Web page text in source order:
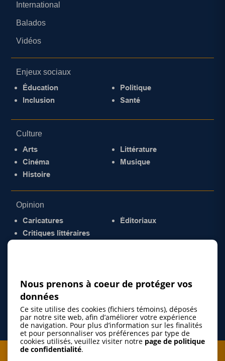
International
Balados
Vidéos
Enjeux sociaux
Éducation
Inclusion
Politique
Santé
Culture
Arts
Cinéma
Histoire
Littérature
Musique
Opinion
Caricatures
Critiques littéraires
Éditoriaux
Je m'abonne à l'infolettre
Nous prenons à coeur de protéger vos
données
Ce site utilise des cookies (fichiers témoins), déposés
par notre site web, afin d’améliorer votre expérience
de navigation. Pour plus d’information sur les finalités
et pour personnaliser vos préférences par type de
cookies utilisés, veuillez visiter notre page de politique
de confidentialité.